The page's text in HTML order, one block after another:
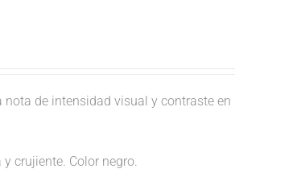
nota de intensidad visual y contraste en
crujiente. Color negro.